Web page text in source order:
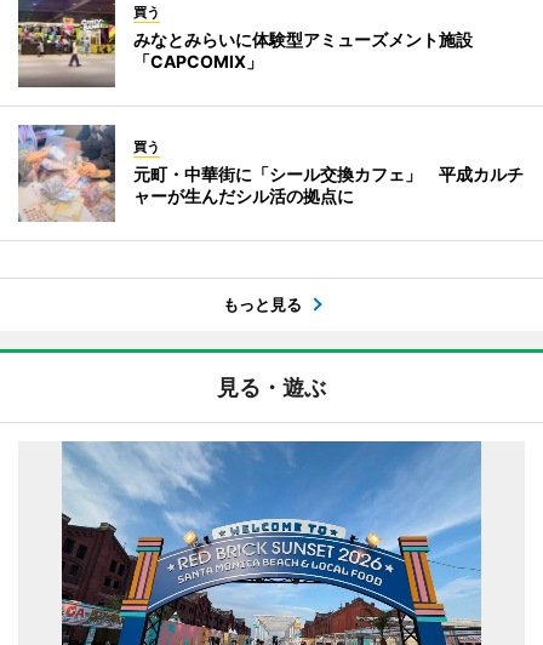
買う
みなとみらいに体験型アミューズメント施設
「CAPCOMIX」
買う
元町・中華街に「シール交換カフェ」 平成カルチ
ャーが生んだシル活の拠点に
もっと見る
見る・遊ぶ